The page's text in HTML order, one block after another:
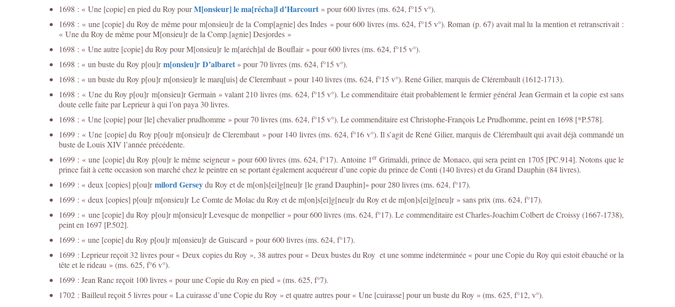
1698 : « Une [copie] en pied du Roy pourM[onsieur] le ma[récha]l d’Harcourt » pour 600 livres (ms. 624, f°15 v°).
1698 : « une [copie] du Roy de même pour m[onsieu]r de la Comp[agnie] des Indes » pour 600 livres (ms. 624, f°15 v°). Roman (p. 67) avait mal lu la mention et retranscrivait :
« Une du Roy de même pour M[onsieu]r de la Comp.[agnie] Desjordes »
1698 : « Une autre [copie] du Roy pour M[onsieu]r le m[aréch]al de Bouflair » pour 600 livres (ms. 624, f°15 v°).
1698 : « un buste du Roy p[ou]rm[onsieu]r D’albaret » pour 70 livres (ms. 624, f°15 v°).
1698 : « un buste du Roy p[ou]r m[onsieu]r le marq[uis] de Clerembaut » pour 140 livres (ms. 624, f°15 v°). René Gilier, marquis de Clérembault (1612-1713).
1698 : « Une du Roy p[ou]r m[onsieu]r Germain » valant 210 livres (ms. 624, f°15 v°). Le commenditaire était probablement le fermier général Jean Germain et la copie est sans
doute celle faite par Leprieur à qui l’on paya 30 livres.
1698 : « Une [copie] pour [le] chevalier prudhomme » pour 70 livres (ms. 624, f°15 v°). Le commenditaire est Christophe-François Le Prudhomme, peint en 1698 [*P.578].
1699 : « Une [copie] du Roy p[ou]r m[onsieu]r de Clerembaut » pour 140 livres (ms. 624, f°16 v°). Il s’agit de René Gilier, marquis de Clérembault qui avait déjà commandé un
buste de Louis XIV l’année précédente.
1699 : « une [copie] du Roy p[ou]r le même seigneur » pour 600 livres (ms. 624, f°17). Antoine 1er Grimaldi, prince de Monaco, qui sera peint en 1705 [PC.914]. Notons que le
prince fait à cette occasion son marché chez le peintre en se portant également acquéreur d’une copie du prince de Conti (140 livres) et du Grand Dauphin (84 livres).
1699 : « deux [copies] p[ou]rmilord Gerseydu Roy et de m[on]s[ei]g[neu]r [le grand Dauphin]» pour 280 livres (ms. 624, f°17).
1699 : « deux [copies] p[ou]r m[onsieu]r Le Comte de Molac du Roy et de m[on]s[ei]g[neu]r du Roy et de m[on]s[ei]g[neu]r » sans prix (ms. 624, f°17).
1699 : « une [copie] du Roy p[ou]r m[onsieu]r Levesque de monpellier » pour 600 livres (ms. 624, f°17). Le commenditaire est Charles-Joachim Colbert de Croissy (1667-1738),
peint en 1697 [P.502].
1699 : « une [copie] du Roy p[ou]r m[onsieu]r de Guiscard » pour 600 livres (ms. 624, f°17).
1699 : Leprieur reçoit 32 livres pour « Deux copies du Roy », 38 autres pour « Deux bustes du Roy et une somme indéterminée « pour une Copie du Roy qui estoit ébauché or la
tête et le rideau » (ms. 625, f°6 v°).
1699 : Jean Ranc reçoit 100 livres « pour une Copie du Roy en pied » (ms. 625, f°7).
1702 : Bailleul reçoit 5 livres pour « La cuirasse d’une Copie du Roy » et quatre autres pour « Une [cuirasse] pour un buste du Roy » (ms. 625, f°12, v°).